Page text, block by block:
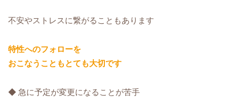
不安やストレスに繋がることもあります
特性へのフォローを
おこなうこともとても大切です
◆ 急に予定が変更になることが苦手